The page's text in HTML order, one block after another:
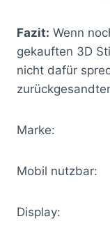
Fazit: Wenn
gekauften 3D
nicht dafür
Marke:
Mobil nutzbar:
Display: